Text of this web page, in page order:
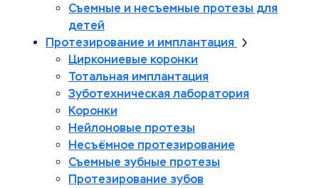
Съемные и несъемные протезы для
детей
Протезирование и имплантация
Циркониевые коронки
Тотальная имплантация
Зуботехническая лаборатория
Коронки
Нейлоновые протезы
Несъёмное протезирование
Съемные зубные протезы
Протезирование зубов